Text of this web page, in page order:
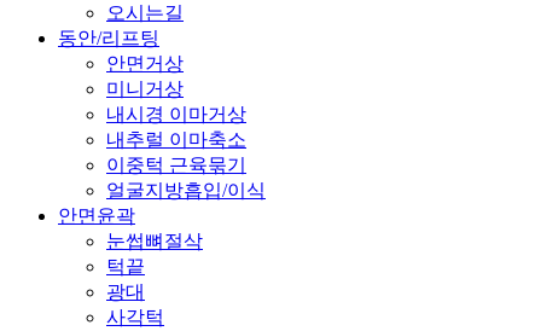
오시는길
동안/리프팅
안면거상
미니거상
내시경 이마거상
내추럴 이마축소
이중턱 근육묶기
얼굴지방흡입/이식
안면윤곽
눈썹뼈절삭
턱끝
광대
사각턱